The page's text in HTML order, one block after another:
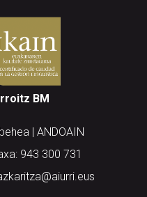
BM
| ANDOAIN
943 300 731